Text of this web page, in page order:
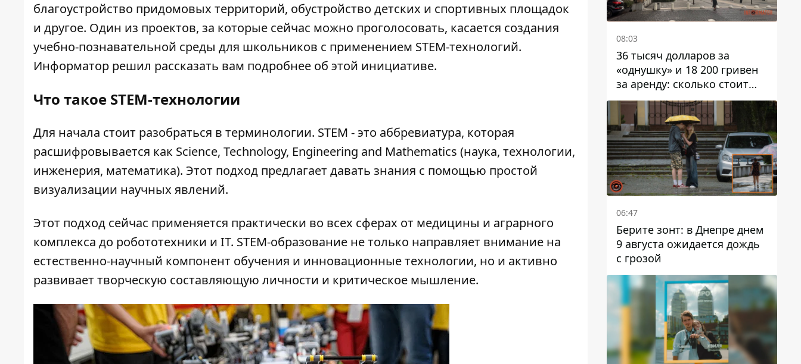
благоустройство придомовых территорий, обустройство детских и спортивных площадок
и другое. Один из проектов, за которые сейчас можно проголосовать, касается создания
учебно-познавательной среды для школьников с применением STEM-технологий.
Информатор решил рассказать вам подробнее об этой инициативе.
Что такое STEM-технологии
Для начала стоит разобраться в терминологии. STEM - это аббревиатура, которая
расшифровывается как Science, Technology, Engineering and Mathematics (наука, технологии,
инженерия, математика). Этот подход предлагает давать знания с помощью простой
визуализации научных явлений.
Этот подход сейчас применяется практически во всех сферах от медицины и аграрного
комплекса до робототехники и IT. STEM-образование не только направляет внимание на
естественно-научный компонент обучения и инновационные технологии, но и активно
развивает творческую составляющую личности и критическое мышление.
08:03
36 тысяч долларов за
«однушку» и 18 200 гривен
за аренду: сколько стоит
жилье в Днепропетровской
области
06:47
Берите зонт: в Днепре днем ​​
9 августа ожидается дождь
с грозой